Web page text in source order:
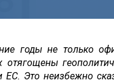
годы не только
отягощены
ЕС. Это неизбежно